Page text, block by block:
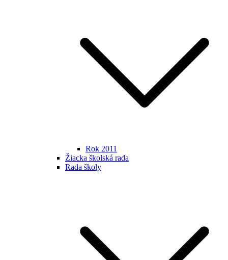
Rok 2011
Žiacka školská rada
Rada školy